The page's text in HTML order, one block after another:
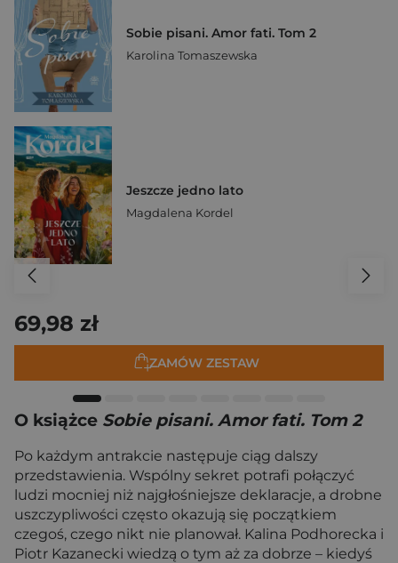
Sobie pisani. Amor fati. Tom 2
Karolina Tomaszewska
Jeszcze jedno lato
Magdalena Kordel
69,98 zł
ZAMÓW ZESTAW
O książce Sobie pisani. Amor fati. Tom 2
Po każdym antrakcie następuje ciąg dalszy
przedstawienia. Wspólny sekret potrafi połączyć
ludzi mocniej niż najgłośniejsze deklaracje, a drobne
uszczypliwości często okazują się początkiem
czegoś, czego nikt nie planował. Kalina Podhorecka i
Piotr Kazanecki wiedzą o tym aż za dobrze – kiedyś